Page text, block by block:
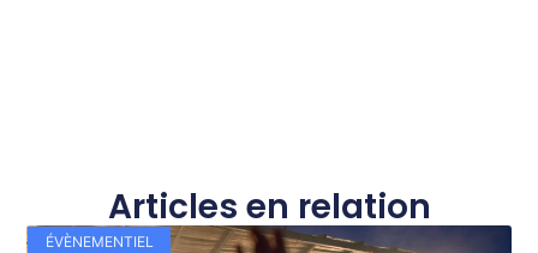
Articles en relation
ÉVÈNEMENTIEL